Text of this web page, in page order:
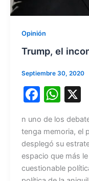
Opinión
Trump, el
Septiembre 30, 2020
F
c
e
b
o
W
at
s
A
p
X
n uno de los
tenga memoria, el
desplegó su
espacio que más
cuestionable